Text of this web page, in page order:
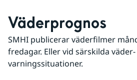
Väderprognos
SMHI publicerar väderfilmer
fredagar. Eller vid särskilda
varningssituationer.